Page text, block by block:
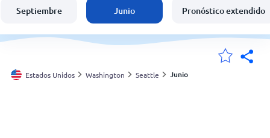
España
Argentina
Septiembre Junio Pronóstico extendido
Estados Unidos Washington Seattle Junio